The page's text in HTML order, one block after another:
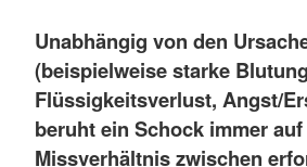
Unabhängig von den
(beispielweise starke
Flüssigkeitsverlust, Angst/
beruht ein Schock immer
Missverhältnis zwischen